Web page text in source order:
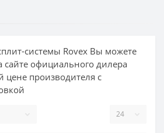
системы Rovex Вы можете
сайте официального дилера
цене производителя с